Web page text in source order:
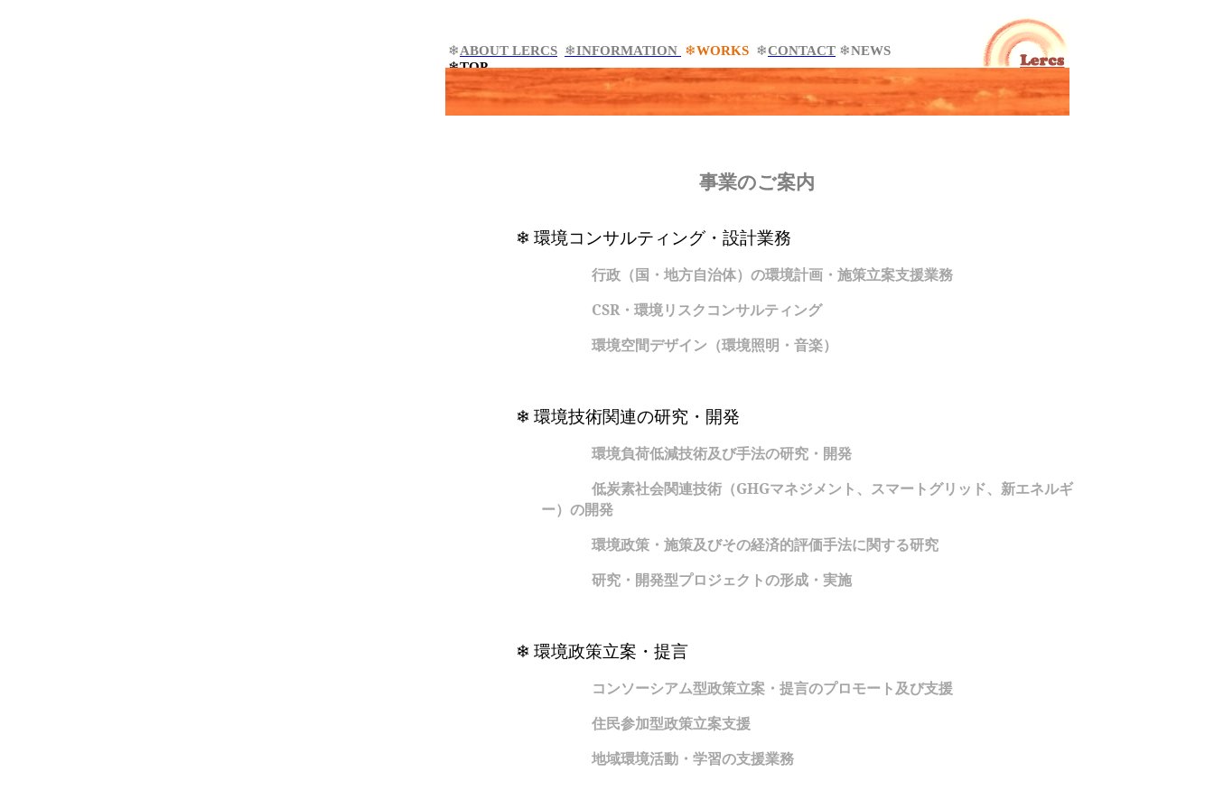
❄ABOUT LERCS ❄INFORMATION ❄WORKS ❄CONTACT ❄NEWS
❄TOP
事業のご案内
❄ 環境コンサルティング・設計業務
行政（国・地方自治体）の環境計画・施策立案支援業務
CSR・環境リスクコンサルティング
環境空間デザイン（環境照明・音楽）
❄ 環境技術関連の研究・開発
環境負荷低減技術及び手法の研究・開発
低炭素社会関連技術（GHGマネジメント、スマートグリッド、新エネルギ
ー）の開発
環境政策・施策及びその経済的評価手法に関する研究
研究・開発型プロジェクトの形成・実施
❄ 環境政策立案・提言
コンソーシアム型政策立案・提言のプロモート及び支援
住民参加型政策立案支援
地域環境活動・学習の支援業務